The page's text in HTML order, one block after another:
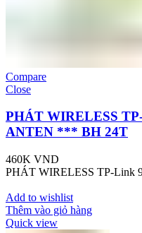
Compare
Close
PHÁT WIRELESS
ANTEN *** BH 24T
460K VND
PHÁT WIRELESS TP-Link
Add to wishlist
Thêm vào giỏ hàng
Quick view